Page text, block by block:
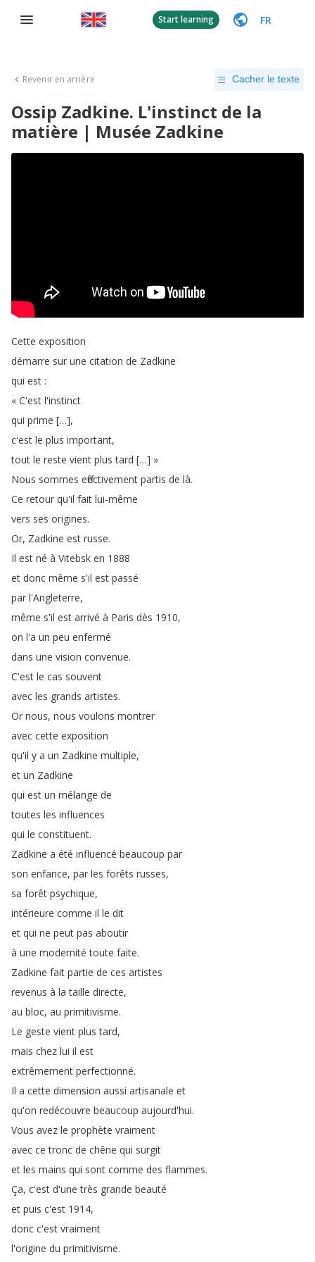
Start learning FR
Revenir en arrière Cacher le texte
Ossip Zadkine. L'instinct de la
matière | Musée Zadkine
Cette exposition
démarre sur une citation de Zadkine
qui est :
« C'est l'instinct
qui prime […],
c'est le plus important,
tout le reste vient plus tard […] »
Nous sommes effectivement partis de là.
Ce retour qu'il fait lui-même
vers ses origines.
Or, Zadkine est russe.
Il est né à Vitebsk en 1888
et donc même s'il est passé
par l'Angleterre,
même s'il est arrivé à Paris dès 1910,
on l'a un peu enfermé
dans une vision convenue.
C'est le cas souvent
avec les grands artistes.
Or nous, nous voulons montrer
avec cette exposition
qu'il y a un Zadkine multiple,
et un Zadkine
qui est un mélange de
toutes les influences
qui le constituent.
Zadkine a été influencé beaucoup par
son enfance, par les forêts russes,
sa forêt psychique,
intérieure comme il le dit
et qui ne peut pas aboutir
à une modernité toute faite.
Zadkine fait partie de ces artistes
revenus à la taille directe,
au bloc, au primitivisme.
Le geste vient plus tard,
mais chez lui il est
extrêmement perfectionné.
Il a cette dimension aussi artisanale et
qu'on redécouvre beaucoup aujourd'hui.
Vous avez le prophète vraiment
avec ce tronc de chêne qui surgit
et les mains qui sont comme des flammes.
Ça, c'est d'une très grande beauté
et puis c'est 1914,
donc c'est vraiment
l'origine du primitivisme.